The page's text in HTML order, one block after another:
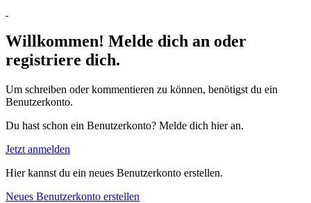
Willkommen! Melde dich an oder
registriere dich.
Um schreiben oder kommentieren zu können, benötigst du ein
Benutzerkonto.
Du hast schon ein Benutzerkonto? Melde dich hier an.
Jetzt anmelden
Hier kannst du ein neues Benutzerkonto erstellen.
Neues Benutzerkonto erstellen